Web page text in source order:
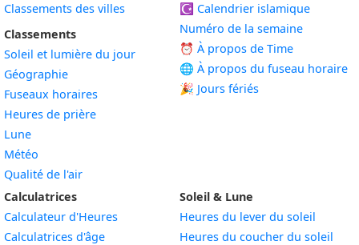
Classements des villes
Classements
Soleil et lumière du jour
Géographie
Fuseaux horaires
Heures de prière
Lune
Météo
Qualité de l'air
☪️ Calendrier islamique
Numéro de la semaine
⏰ À propos de Time
🌐 À propos du fuseau horaire
🎉 Jours fériés
Calculatrices
Calculateur d'Heures
Calculatrices d'âge
Soleil & Lune
Heures du lever du soleil
Heures du coucher du soleil